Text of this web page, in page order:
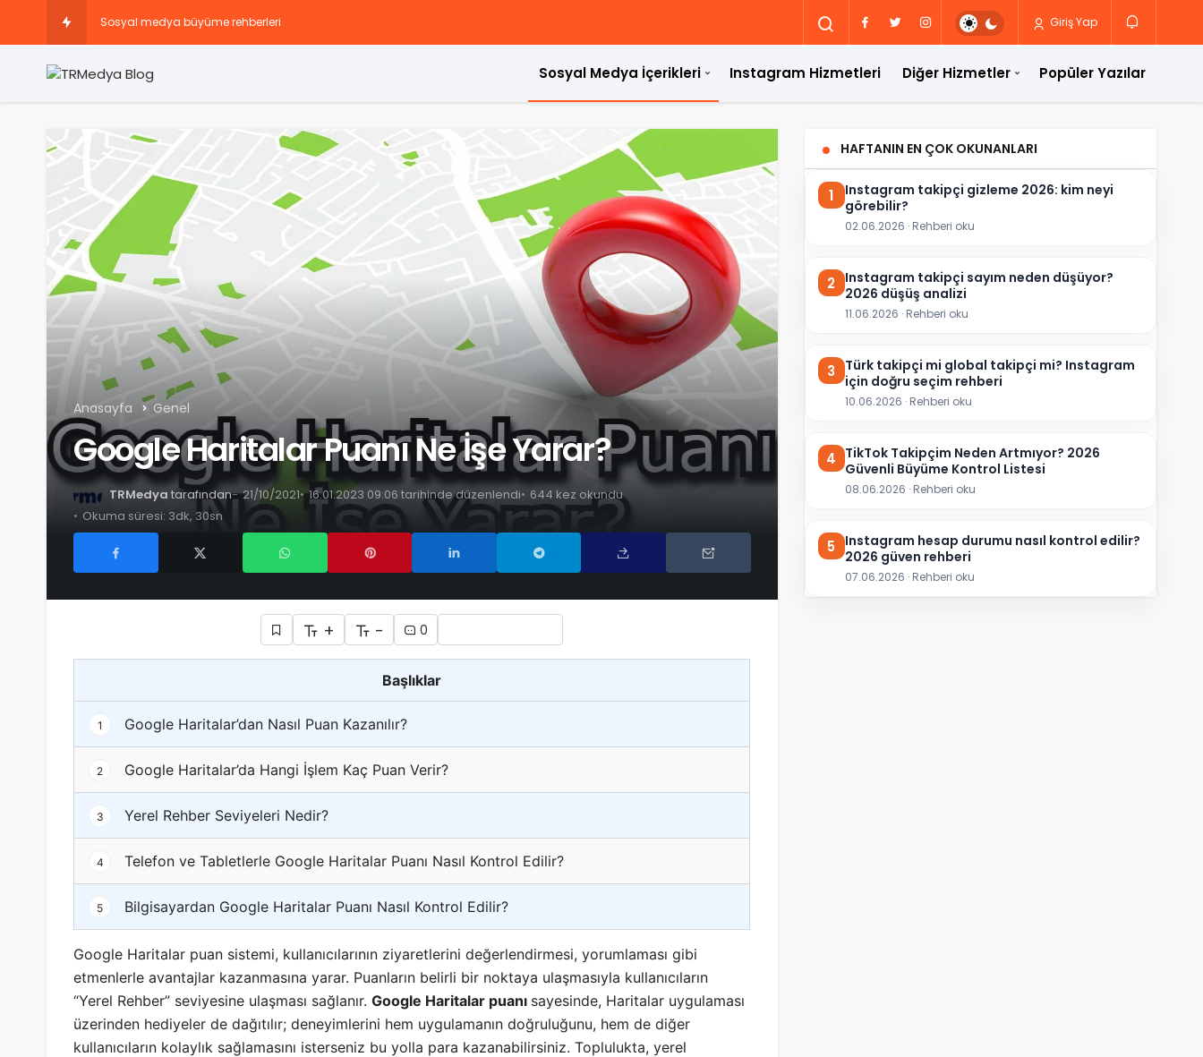
Sosyal medya büyüme rehberleri Giriş Yap
Sosyal Medya İçerikleri Instagram Hizmetleri Diğer Hizmetler Popüler Yazılar
Anasayfa Genel
Google Haritalar Puanı Ne İşe Yarar?
TRMedya tarafından 21/10/2021 16.01.2023 09:06 tarihinde düzenlendi
644 kez okundu
Okuma süresi: 3dk, 30sn
+ - 0
Başlıklar
1 Google Haritalar’dan Nasıl Puan Kazanılır?
2 Google Haritalar’da Hangi İşlem Kaç Puan Verir?
3 Yerel Rehber Seviyeleri Nedir?
4 Telefon ve Tabletlerle Google Haritalar Puanı Nasıl Kontrol Edilir?
5 Bilgisayardan Google Haritalar Puanı Nasıl Kontrol Edilir?
Google Haritalar puan sistemi, kullanıcılarının ziyaretlerini değerlendirmesi, yorumlaması gibi
etmenlerle avantajlar kazanmasına yarar. Puanların belirli bir noktaya ulaşmasıyla kullanıcıların
“Yerel Rehber” seviyesine ulaşması sağlanır. Google Haritalar puanı sayesinde, Haritalar uygulaması
üzerinden hediyeler de dağıtılır; deneyimlerini hem uygulamanın doğruluğunu, hem de diğer
kullanıcıların kolaylık sağlamasını isterseniz bu yolla para kazanabilirsiniz. Toplulukta, yerel
HAFTANIN EN ÇOK OKUNANLARI
1
Instagram takipçi gizleme 2026: kim neyi
görebilir?
02.06.2026 · Rehberi oku
2 Instagram takipçi sayım neden düşüyor?
2026 düşüş analizi
11.06.2026 · Rehberi oku
3 Türk takipçi mi global takipçi mi? Instagram
için doğru seçim rehberi
10.06.2026 · Rehberi oku
4 TikTok Takipçim Neden Artmıyor? 2026
Güvenli Büyüme Kontrol Listesi
08.06.2026 · Rehberi oku
5 Instagram hesap durumu nasıl kontrol edilir?
2026 güven rehberi
07.06.2026 · Rehberi oku